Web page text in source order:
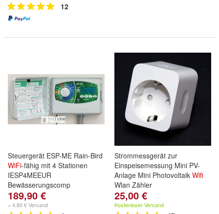
12
Steuergerät ESP-ME Rain-Bird
WiFi-fähig mit 4 Stationen
IESP4MEEUR
Bewässerungscomp
189,90 €
+ 4,80 € Versand
Strommessgerät zur
Einspeisemessung Mini PV-
Anlage Mini Photovoltaik Wifi
Wlan Zähler
25,00 €
Kostenloser Versand